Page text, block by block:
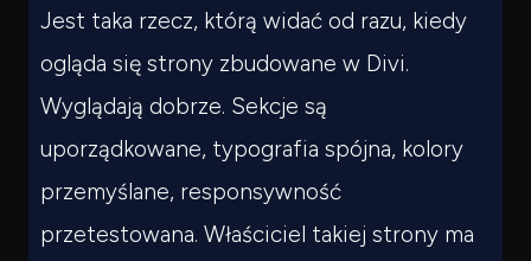
Jest taka rzecz, którą widać od razu, kiedy
ogląda się strony zbudowane w Divi.
Wyglądają dobrze. Sekcje są
uporządkowane, typografia spójna, kolory
przemyślane, responsywność
przetestowana. Właściciel takiej strony ma